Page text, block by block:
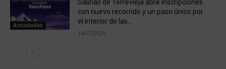
Actividades
Salinas de Torrevieja abre inscripciones
con nuevo recorrido y un paso único por
el interior de las...
14/07/2026